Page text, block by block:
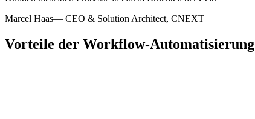
Marcel Haas— CEO & Solution Architect, CNEXT
Vorteile der Workflow-Automatisierung